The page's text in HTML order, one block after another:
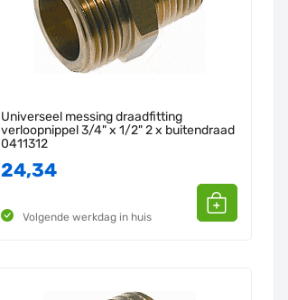
Universeel messing draadfitting
verloopnippel 3/4" x 1/2" 2 x buitendraad
0411312
24,34
Volgende werkdag in huis